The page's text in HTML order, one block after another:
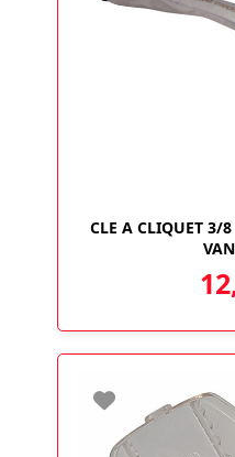
CLE A CLIQUET 3/